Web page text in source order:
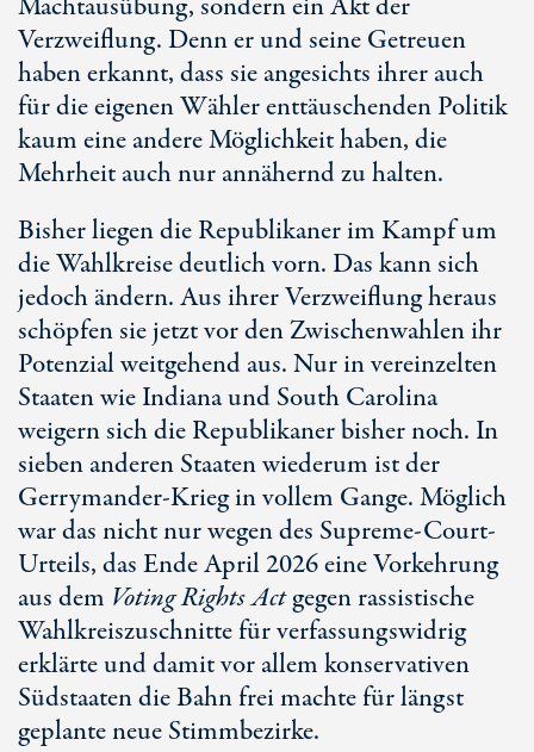
Verzweiflung. Denn er und seine Getreuen
haben erkannt, dass sie angesichts ihrer auch
für die eigenen Wähler enttäuschenden Politik
kaum eine andere Möglichkeit haben, die
Mehrheit auch nur annähernd zu halten.
Bisher liegen die Republikaner im Kampf um
die Wahlkreise deutlich vorn. Das kann sich
jedoch ändern. Aus ihrer Verzweiflung heraus
schöpfen sie jetzt vor den Zwischenwahlen ihr
Potenzial weitgehend aus. Nur in vereinzelten
Staaten wie Indiana und South Carolina
weigern sich die Republikaner bisher noch. In
sieben anderen Staaten wiederum ist der
Gerrymander-Krieg in vollem Gange. Möglich
war das nicht nur wegen des Supreme-Court-
Urteils, das Ende April 2026 eine Vorkehrung
aus dem Voting Rights Actgegen rassistische
Wahlkreiszuschnitte für verfassungswidrig
erklärte und damit vor allem konservativen
Südstaaten die Bahn frei machte für längst
geplante neue Stimmbezirke.